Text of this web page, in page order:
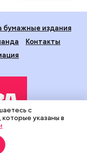
бумажные издания
Контакты
Департамента
города Москвы.
технологии
с
указаны в